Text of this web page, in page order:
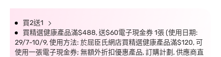
買2送1
買精選健康產品滿$488, 送$60電子現金券 1張 (使用日期:
29/7-10/9, 使用方法: 於屈臣氏網店買精選健康產品滿$120, 可
使用一張電子現金券; 無額外折扣優惠產品, 訂購計劃, 供應商直